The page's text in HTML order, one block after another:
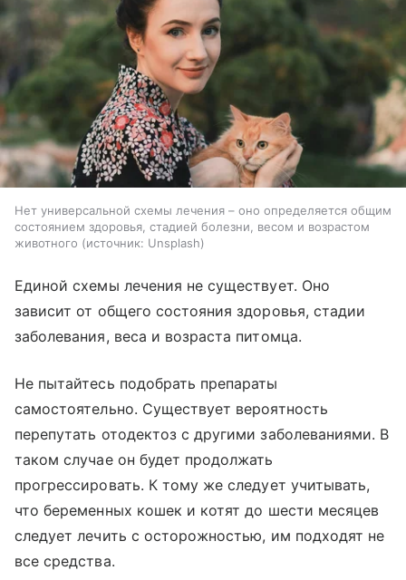
Нет универсальной схемы лечения – оно определяется общим
состоянием здоровья, стадией болезни, весом и возрастом
животного
источник: Unsplash
Единой схемы лечения не существует. Оно
зависит от общего состояния здоровья, стадии
заболевания, веса и возраста питомца.
Не пытайтесь подобрать препараты
самостоятельно. Существует вероятность
перепутать отодектоз с другими заболеваниями. В
таком случае он будет продолжать
прогрессировать. К тому же следует учитывать,
что беременных кошек и котят до шести месяцев
следует лечить с осторожностью, им подходят не
все средства.